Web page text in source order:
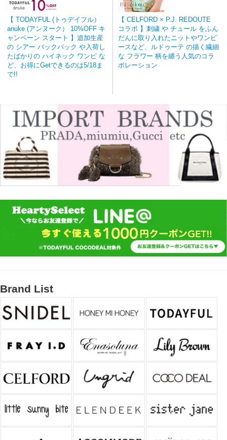
【 TODAYFUL (トゥデイフル）
anuke (アンヌーク） 10%OFF キ
ャンペーン スタート 】追加生産
の シアー バックパック や入荷し
たばかりの ハイネック ワンピ な
ど、お得にGetできるのは5/18ま
で!!
【 CELFORD × P.J. REDOUTE
コラボ 】刺繍 や チュール をふん
だんに取り入れたニットやワンピ
ースなど、ルドゥーテ の描く繊細
な フラワー 柄を纏う人気のコラ
ボレーション
Brand List